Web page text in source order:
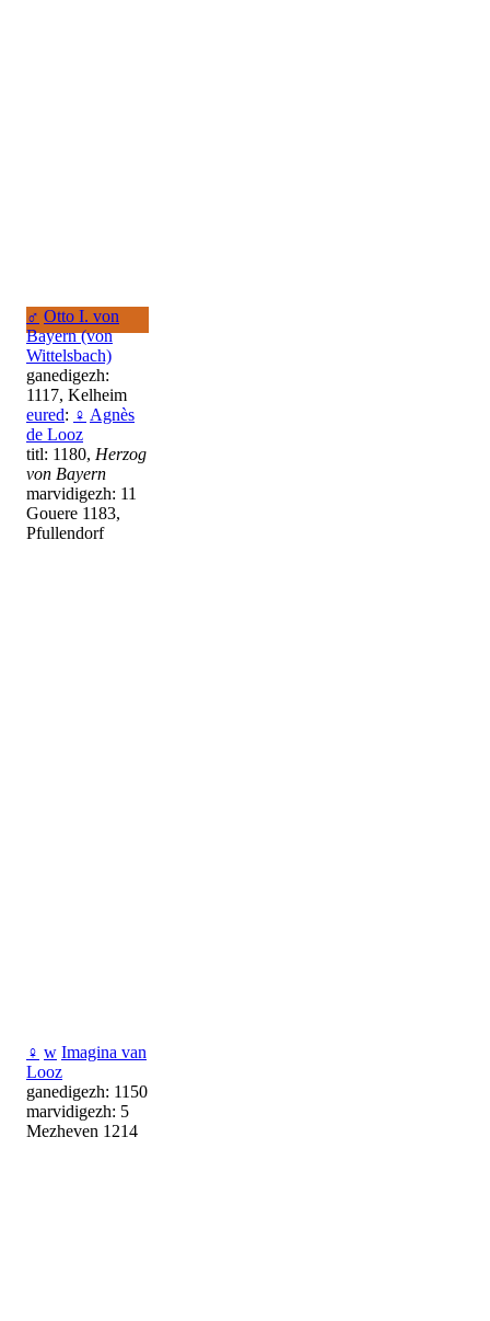
♂ Otto I. von
Bayern (von
Wittelsbach)
ganedigezh:
1117, Kelheim
eured: ♀ Agnès
de Looz
titl: 1180, Herzog
von Bayern
marvidigezh: 11
Gouere 1183,
Pfullendorf
♀ w Imagina van
Looz
ganedigezh: 1150
marvidigezh: 5
Mezheven 1214